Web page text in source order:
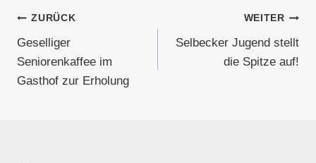
Beitragsnavigation
ZURÜCK
Geselliger
Seniorenkaffee im
Gasthof zur Erholung
WEITER
Selbecker Jugend stellt
die Spitze auf!